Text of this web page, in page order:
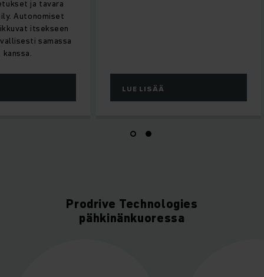
kuljetukset ja tavara
keräily. Autonomiset
liikkuvat itsekseen
turvallisesti samassa
ihmisten kanssa.
LUE LISÄÄ
Prodrive Technologies
pähkinänkuoressa